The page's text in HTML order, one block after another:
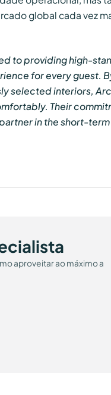
global cada vez
to providing high-
for every guest.
selected interiors,
Their
in the short-
aproveitar ao máximo a